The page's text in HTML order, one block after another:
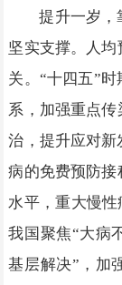
提升一岁，
坚实支撑。人
关。“十四五”
系，加强重点
治，提升应对新
病的免费预防
水平，重大慢性
我国聚焦“大病
基层解决”，加